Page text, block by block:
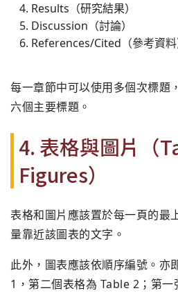
Results（研究結果）
Discussion（討論）
References/Cited（參考資料
每一章節中可以使用多個次標題
六個主要標題。
4. 表格與圖片（
Figures）
表格和圖片應該置於每一頁的最
量靠近該圖表的文字。
此外，圖表應該依順序編號。亦
1，第二個表格為 Table 2；第